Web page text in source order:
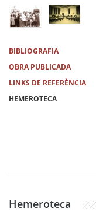
BIBLIOGRAFIA
OBRA PUBLICADA
LINKS DE REFERÈNCIA
HEMEROTECA
Hemeroteca